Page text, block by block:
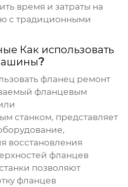
время и затраты на
с традиционными
Как использовать
?
фланец ремонт
фланцевым
станком, представляет
восстановления
фланцев
позволяют
фланцев